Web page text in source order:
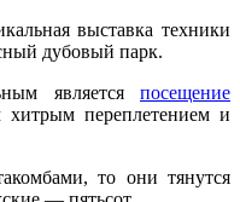
выставка техники
дубовый парк.
является посещение
переплетением и
то они тянутся